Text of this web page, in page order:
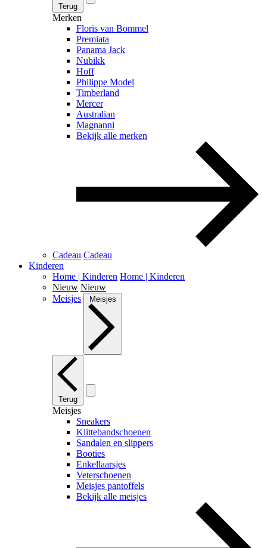
Terug
Merken
Floris van Bommel
Premiata
Panama Jack
Nubikk
Hoff
Philippe Model
Timberland
Mercer
Australian
Magnanni
Bekijk alle merken
Cadeau Cadeau
Kinderen
Home | Kinderen Home | Kinderen
Nieuw Nieuw
Meisjes
Meisjes
Terug
Meisjes
Sneakers
Klittebandschoenen
Sandalen en slippers
Booties
Enkellaarsjes
Veterschoenen
Meisjes pantoffels
Bekijk alle meisjes